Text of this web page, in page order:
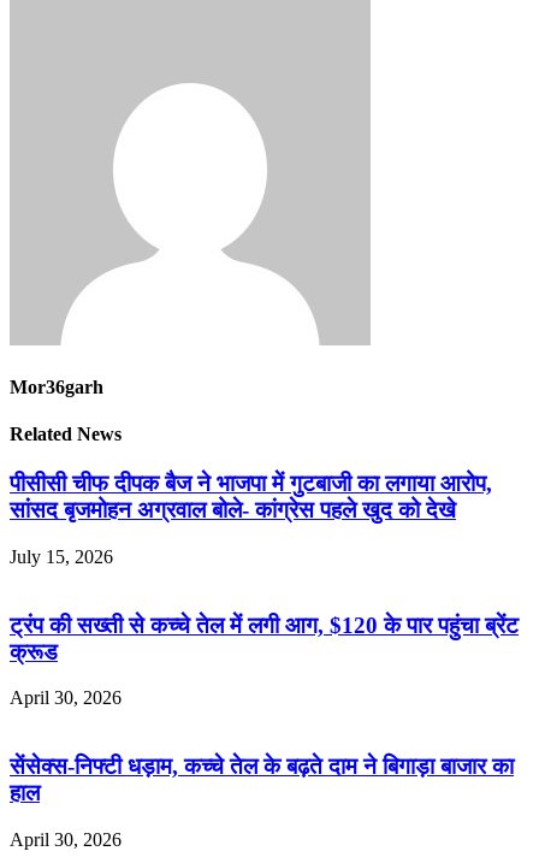
Mor36garh
Related News
पीसीसी चीफ दीपक बैज ने भाजपा में गुटबाजी का लगाया आरोप,
सांसद बृजमोहन अग्रवाल बोले- कांग्रेस पहले खुद को देखे
July 15, 2026
ट्रंप की सख्ती से कच्चे तेल में लगी आग, $120 के पार पहुंचा ब्रेंट
क्रूड
April 30, 2026
सेंसेक्स-निफ्टी धड़ाम, कच्चे तेल के बढ़ते दाम ने बिगाड़ा बाजार का
हाल
April 30, 2026